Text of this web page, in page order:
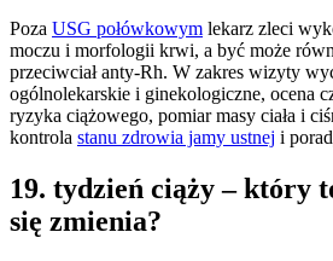
Poza USG połówkowym lekarz zleci
moczu i morfologii krwi, a być może
przeciwciał anty-Rh. W zakres wizyty
ogólnolekarskie i ginekologiczne, ocena
ryzyka ciążowego, pomiar masy ciała i
kontrola stanu zdrowia jamy ustnej i
19. tydzień ciąży – który
się zmienia?